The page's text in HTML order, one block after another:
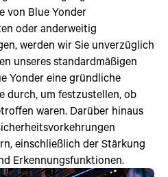
von Blue Yonder
oder anderweitig
werden wir Sie unverzüglich
unseres standardmäßigen
Yonder eine gründliche
durch, um festzustellen, ob
waren. Darüber hinaus
einschließlich der Stärkung
Erkennungsfunktionen.